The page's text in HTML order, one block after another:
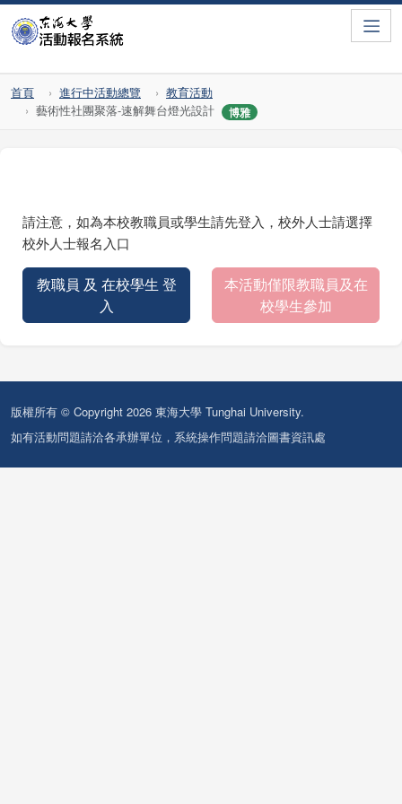
首頁 進行中活動總覽
教育活動
藝術性社團聚落-速解舞台燈光設計
博雅
請注意，如為本校教職員或學生請先登入，校外人士請選擇
校外人士報名入口
教職員 及 在校學生 登
入
本活動僅限教職員及在
校學生參加
版權所有 © Copyright 2026 東海大學 Tunghai University.
如有活動問題請洽各承辦單位，系統操作問題請洽圖書資訊處